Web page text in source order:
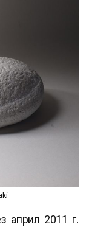
април 2011 г.